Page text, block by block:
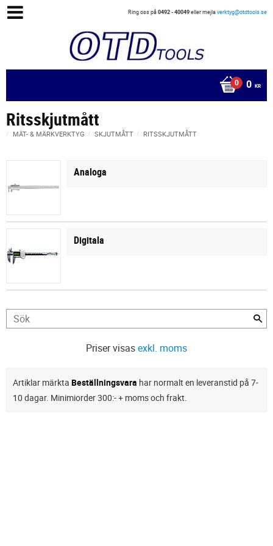
Ring oss på0492 - 40049eller mejlaverktyg@otdtools.se
0 KR
Ritsskjutmått
MÄT- & MÄRKVERKTYG SKJUTMÅTT RITSSKJUTMÅTT
Analoga
Digitala
Priser visasexkl. moms
Artiklar märkta Beställningsvara har normalt en leveranstid på 7-
10 dagar. Minimiorder 300:- + moms och frakt.